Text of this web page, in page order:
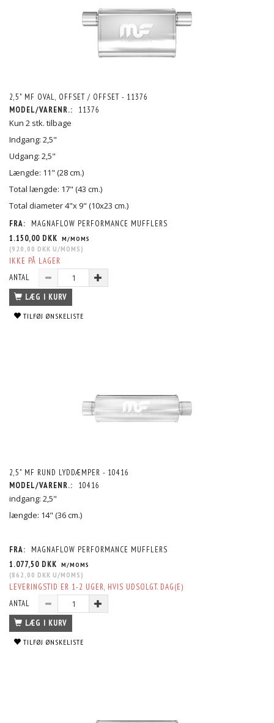
2,5" MF OVAL, OFFSET / OFFSET - 11376
MODEL/VARENR.:
11376
Kun 2 stk. tilbage
Indgang: 2,5"
Udgang: 2,5"
Længde: 11" (28 cm.)
Total længde: 17" (43 cm.)
Total diameter 4"x 9" (10x23 cm.)
FRA:
MAGNAFLOW PERFORMANCE MUFFLERS
1.150,00 DKK M/MOMS
(920,00 DKK U/MOMS )
IKKE PÅ LAGER
ANTAL
LÆG I KURV
TILFØJ ØNSKELISTE
2,5" MF RUND LYDDÆMPER - 10416
MODEL/VARENR.:
10416
indgang: 2,5"
længde: 14" (36 cm.)
FRA:
MAGNAFLOW PERFORMANCE MUFFLERS
1.077,50 DKK M/MOMS
(862,00 DKK U/MOMS )
LEVERINGSTID ER 1-2 UGER, HVIS UDSOLGT. DAG(E)
ANTAL
LÆG I KURV
TILFØJ ØNSKELISTE